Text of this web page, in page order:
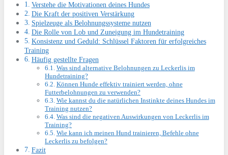
Verstehe die Motivationen deines Hundes
Die Kraft der positiven Verstärkung
Spielzeuge als Belohnungssysteme nutzen
Die Rolle von Lob und Zuneigung im Hundetraining
Konsistenz und Geduld: Schlüssel Faktoren für erfolgreiches
Training
Häufig gestellte Fragen
Was sind alternative Belohnungen zu Leckerlis im
Hundetraining?
Können Hunde effektiv trainiert werden, ohne
Futterbelohnungen zu verwenden?
Wie kannst du die natürlichen Instinkte deines Hundes im
Training nutzen?
Was sind die negativen Auswirkungen von Leckerlis im
Training?
Wie kann ich meinen Hund trainieren, Befehle ohne
Leckerlis zu befolgen?
Fazit